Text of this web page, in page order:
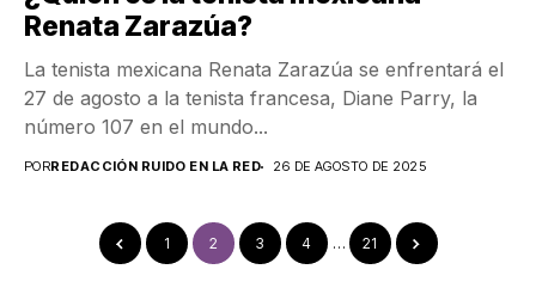
Renata Zarazúa?
La tenista mexicana Renata Zarazúa se enfrentará el
27 de agosto a la tenista francesa, Diane Parry, la
número 107 en el mundo...
PORREDACCIÓN RUIDO EN LA RED 26 DE AGOSTO DE 2025
1 2 3 4 … 21